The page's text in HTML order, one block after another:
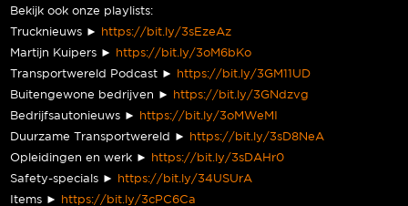
Bekijk ook onze playlists:
Trucknieuws ► https://bit.ly/3sEzeAz
Martijn Kuipers ► https://bit.ly/3oM6bKo
Transportwereld Podcast ► https://bit.ly/3GM11UD
Buitengewone bedrijven ► https://bit.ly/3GNdzvg
Bedrijfsautonieuws ► https://bit.ly/3oMWeMI
Duurzame Transportwereld ► https://bit.ly/3sD8NeA
Opleidingen en werk ► https://bit.ly/3sDAHr0
Safety-specials ► https://bit.ly/34USUrA
Items ► https://bit.ly/3cPC6Ca